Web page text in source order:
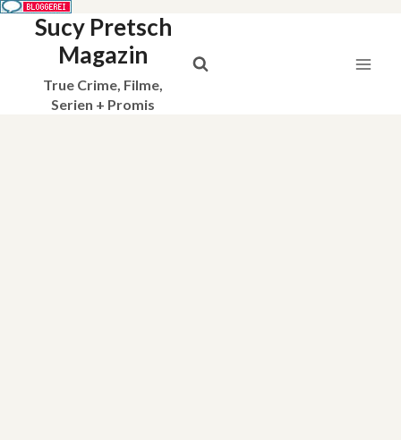
Sucy Pretsch
Magazin
True Crime, Filme,
Serien + Promis